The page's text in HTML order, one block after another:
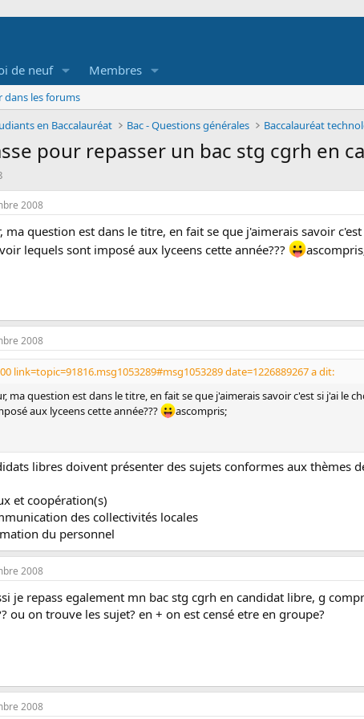
de neuf Membres
dans les forums
en Baccalauréat Bac - Questions générales Baccalauréat
pour repasser un bac stg cgrh en
2008
ma question est dans le titre, en fait se que j'aimerais savoir
lequels sont imposé aux lyceens cette année???
2008
link=topic=91816.msg1053289#msg1053289 date=1226889267 a dit:
ma question est dans le titre, en fait se que j'aimerais savoir c'est si j'ai
aux lyceens cette année???
ascompris;
libres doivent présenter des sujets conformes aux thèmes
et coopération(s)
des collectivités locales
du personnel
2008
je repass egalement mn bac stg cgrh en candidat libre, g
ou on trouve les sujet? en + on est censé etre en groupe?
2008